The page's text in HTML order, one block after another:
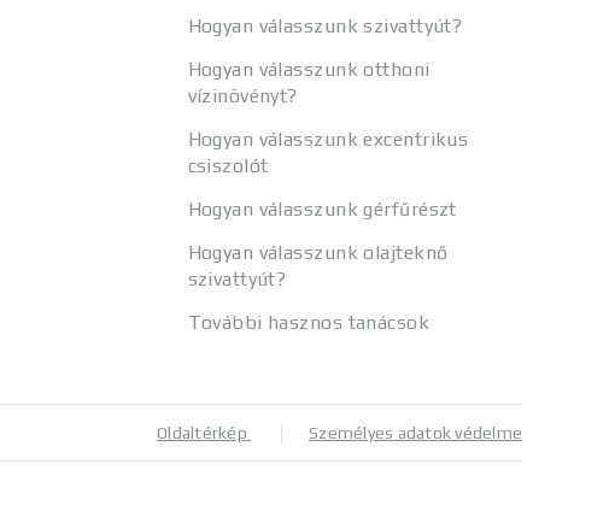
Hogyan válasszunk szivattyút?
Hogyan válasszunk otthoni
vízinövényt?
Hogyan válasszunk excentrikus
csiszolót
Hogyan válasszunk gérfűrészt
Hogyan válasszunk olajteknő
szivattyút?
További hasznos tanácsok
Oldaltérkép Személyes adatok védelme